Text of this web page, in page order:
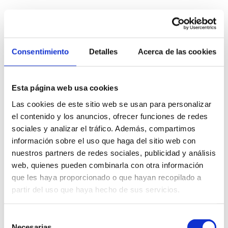
Consentimiento Detalles Acerca de las cookies
Esta página web usa cookies
Las cookies de este sitio web se usan para personalizar
el contenido y los anuncios, ofrecer funciones de redes
sociales y analizar el tráfico. Además, compartimos
información sobre el uso que haga del sitio web con
nuestros partners de redes sociales, publicidad y análisis
web, quienes pueden combinarla con otra información
que les haya proporcionado o que hayan recopilado a
partir del uso que haya hecho de sus servicios.
Te contamos 5 razones por las
que deberías estudiar un máster
de publicidad